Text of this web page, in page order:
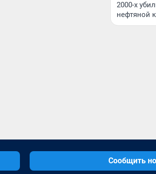
2000-х
нефтяной
Сообщить